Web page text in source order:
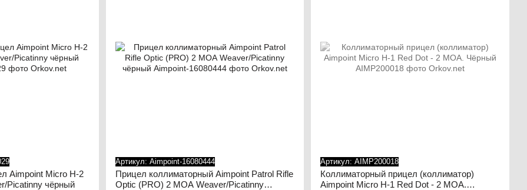
Aimpoint Micro H-2
Picatinny чёрный
Артикул: Aimpoint-16080444
Прицел коллиматорный Aimpoint Patrol Rifle
Optic (PRO) 2 МОА Weaver/Picatinny
Артикул: AIMP200018
Коллиматорный прицел (коллиматор)
Aimpoint Micro H-1 Red Dot - 2 MOA.